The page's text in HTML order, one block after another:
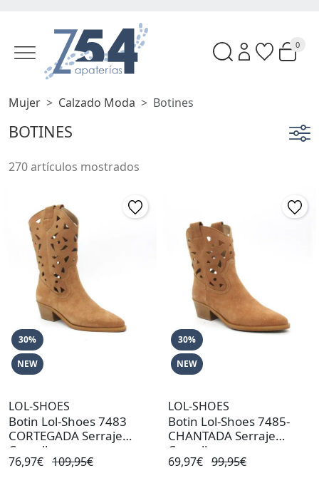
0
Mujer Calzado Moda Botines
BOTINES
270 artículos mostrados
30%
NEW
LOL-SHOES
Botin Lol-Shoes 7483
CORTEGADA Serraje
Camello
76,97€ 109,95€
30%
NEW
LOL-SHOES
Botin Lol-Shoes 7485-
CHANTADA Serraje
Camello
69,97€ 99,95€